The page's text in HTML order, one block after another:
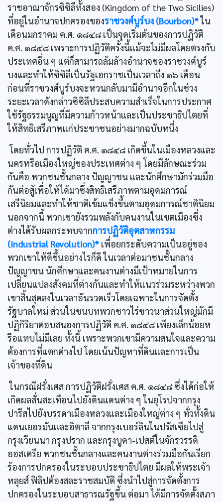
ราชอาณาจักรซิซิลีทั้งสอง (Kingdom of the Two Sicilies)
ที่อยู่ในอำนาจปกครองของราชวงศ์บูร์บง (Bourbon)*ใน
เดือนมกราคม ค.ศ. ๑๘๔๘ เป็นจุดเริ่มต้นของการปฏิวัติ
ค.ศ. ๑๘๔๘ เพราะการปฏิวัติครั้งนี้แม้จะไม่มีผลโดยตรงกับ
ประเทศอื่น ๆ แต่ก็สามารถล้มล้างอำนาจของราชวงศ์บูร์
บงและทำให้ซิซิลีเป็นรัฐเอกราชเป็นเวลาถึง ๑๖ เดือน
ก่อนที่ราชวงศ์บูร์บงจะหวนกลับมามีอำนาจอีกในช่วง
ระยะเวลาดังกล่าวซิซิลีประสบความสำเร็จในการประกาศ
ใช้รัฐธรรมนูญที่มีความก้าวหน้าและเป็นประชาธิปไตยที่
ให้สิทธิเสรีภาพแก่ประชาชนอย่างมากฉบับหนึ่ง
โดยทั่วไป การปฏิวัติ ค.ศ. ๑๘๔๘ เกิดขึ้นในเมืองหลวงและ
นครหรือเมืองใหญ่ของประเทศต่าง ๆ โดยมีลักษณะร่วม
กันคือ พวกชนชั้นกลาง ปัญญาชน และนักศึกษามักร่วมมือ
กันต่อสู้เพื่อให้ได้มาซึ่งสิทธิเสรีภาพตามอุดมการณ์
เสรีนิยมและทำให้ชาติเข้มแข็งขึ้นตามอุดมการณ์ชาตินิยม
นอกจากนี้ พวกเขายังรวมพลังกับคนงานในเขตเมืองซึ่ง
ต่างได้รับผลกระทบจากการปฏิวัติอุตสาหกรรม
(Industrial Revolution)* เพื่อยกระดับความเป็นอยู่ของ
พวกเขาให้ดีขึ้นอย่างไรก็ดี ในเวลาต่อมาชนชั้นกลาง
ปัญญาชน นักศึกษาและคนงานต่างมีเป้าหมายในการ
เปลี่ยนแปลงสังคมที่ต่างกันและทำให้แนวร่วมระหว่างพวก
เขาสิ้นสุดลงในเวลาอันรวดเร็วโดยเฉพาะในการจัดตั้ง
รัฐบาลใหม่ ส่วนในชนบทพวกชาวไร่ชาวนาส่วนใหญ่มักมี
ปฏิกิริยาตอบสนองการปฏิวัติ ค.ศ. ๑๘๔๘ เพียงเล็กน้อยห
รือแทบไม่มีเลย ทั้งนี้ เพราะพวกเขามีความสนใจและความ
ต้องการที่แตกต่างไป โดยเน้นปัญหาที่ดินและการเป็น
เจ้าของที่ดิน
ในกรณีฝรั่งเศส การปฏิวัติฝรั่งเศส ค.ศ. ๑๘๔๘ ซึ่งได้ก่อให้
เกิดผลสั่นสะเทือนไปยังดินแดนต่าง ๆ ในยุโรปจากกรุง
ปารีสไปยังบรรดาเมืองหลวงและเมืองใหญ่ต่าง ๆ ทั่วทั้งดิน
แดนเยอรมันและอิตาลี จากกรุงเบอร์ลินในปรัสเซียไปสู่
กรุงเวียนนา กรุงปราก และกรุงบูดา-เปสต์ในจักรวรรดิ
ออสเตรีย พวกชนชั้นกลางและคนงานต่างร่วมมือกันเรียก
ร้องการปกครองในระบอบประชาธิปไตย มีผลให้พระเจ้า
หลุยส์ ฟิลิปต้องสละราชสมบัติ ซึ่งนำไปสู่การจัดตั้งการ
ปกครองในระบอบสาธารณรัฐขึ้น ต่อมา ได้มีการจัดตั้งสภา